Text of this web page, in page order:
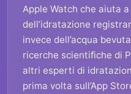
Apple Watch che aiuta
dell’idratazione
invece dell’acqua
ricerche scientifiche di
altri esperti di
prima volta sull’App